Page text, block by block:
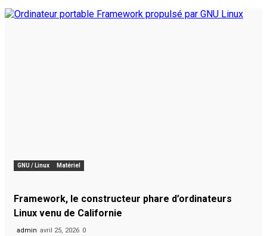
GNU / Linux Matériel
Framework, le constructeur phare d’ordinateurs
Linux venu de Californie
admin avril 25, 2026 0